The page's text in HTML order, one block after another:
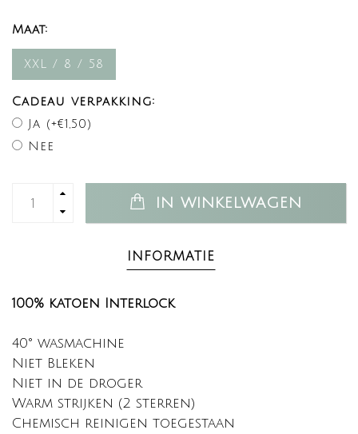
Maat:
XXL / 8 / 58
Cadeau verpakking:
Ja (+€1,50)
Nee
IN WINKELWAGEN
INFORMATIE
100% katoen Interlock
40° wasmachine
Niet Bleken
Niet in de droger
Warm strijken (2 sterren)
Chemisch reinigen toegestaan